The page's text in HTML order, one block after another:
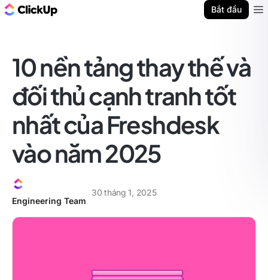
Bắt đầu
10 nền tảng thay thế và
đối thủ cạnh tranh tốt
nhất của Freshdesk
vào năm 2025
Engineering Team
30 tháng 1, 2025